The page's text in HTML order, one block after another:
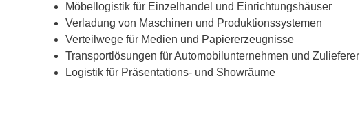
Möbellogistik für Einzelhandel und Einrichtungshäuser
Verladung von Maschinen und Produktionssystemen
Verteilwege für Medien und Papiererzeugnisse
Transportlösungen für Automobilunternehmen und Zulieferer
Logistik für Präsentations- und Showräume